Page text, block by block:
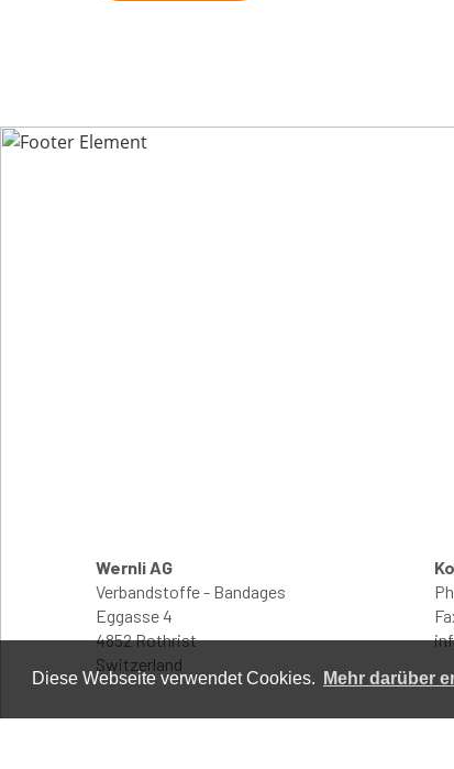
Diese Webseite verwendet Cookies. Mehr darüber
Wernli AG
Verbandstoffe - Bandages
Eggasse 4
4852 Rothrist
Switzerland